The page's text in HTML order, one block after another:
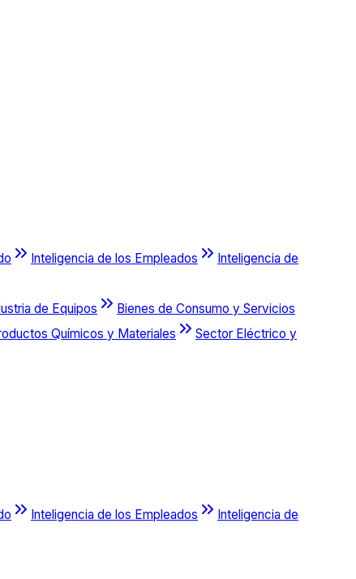
Inteligencia de los Empleados
Inteligencia de
de Equipos
Bienes de Consumo y Servicios
Químicos y Materiales
Sector Eléctrico y
Inteligencia de los Empleados
Inteligencia de